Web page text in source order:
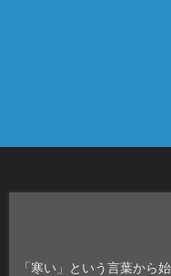
「寒い」という言葉から